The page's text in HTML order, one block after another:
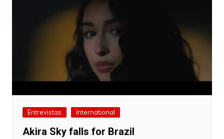
Entrevistas International
Akira Sky falls for Brazil